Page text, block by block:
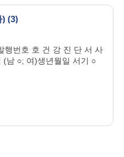
) (3)
행번호 호 건 강 진 단 서 사
(남 ○; 여)생년월일 서기 ○